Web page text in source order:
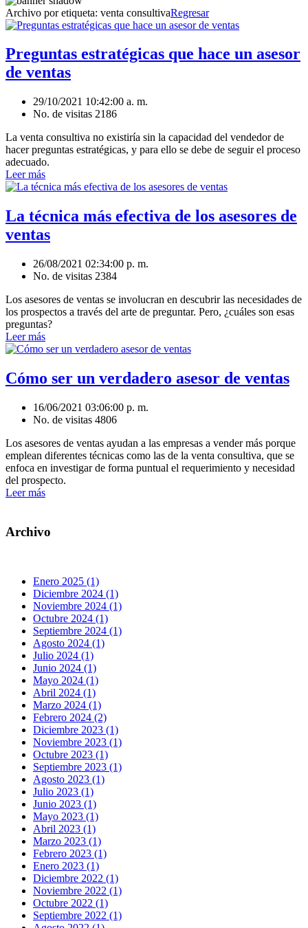
Archivo por etiqueta: venta consultivaRegresar
Preguntas estratégicas que hace un asesor
de ventas
29/10/2021 10:42:00 a. m.
No. de visitas 2186
La venta consultiva no existiría sin la capacidad del vendedor de
hacer preguntas estratégicas, y para ello se debe de seguir el proceso
adecuado.
Leer más
La técnica más efectiva de los asesores de
ventas
26/08/2021 02:34:00 p. m.
No. de visitas 2384
Los asesores de ventas se involucran en descubrir las necesidades de
los prospectos a través del arte de preguntar. Pero, ¿cuáles son esas
preguntas?
Leer más
Cómo ser un verdadero asesor de ventas
16/06/2021 03:06:00 p. m.
No. de visitas 4806
Los asesores de ventas ayudan a las empresas a vender más porque
emplean diferentes técnicas como las de la venta consultiva, que se
enfoca en investigar de forma puntual el requerimiento y necesidad
del prospecto.
Leer más
Archivo
Enero 2025 (1)
Diciembre 2024 (1)
Noviembre 2024 (1)
Octubre 2024 (1)
Septiembre 2024 (1)
Agosto 2024 (1)
Julio 2024 (1)
Junio 2024 (1)
Mayo 2024 (1)
Abril 2024 (1)
Marzo 2024 (1)
Febrero 2024 (2)
Diciembre 2023 (1)
Noviembre 2023 (1)
Octubre 2023 (1)
Septiembre 2023 (1)
Agosto 2023 (1)
Julio 2023 (1)
Junio 2023 (1)
Mayo 2023 (1)
Abril 2023 (1)
Marzo 2023 (1)
Febrero 2023 (1)
Enero 2023 (1)
Diciembre 2022 (1)
Noviembre 2022 (1)
Octubre 2022 (1)
Septiembre 2022 (1)